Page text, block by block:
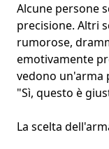
Alcune persone
precisione. Altri
rumorose,
emotivamente
vedono un'arma
"Sì, questo è
La scelta